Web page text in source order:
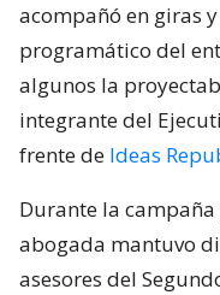
acompañó en giras
programático del
algunos la
integrante del
frente de Ideas
Durante la
abogada mantuvo
asesores del